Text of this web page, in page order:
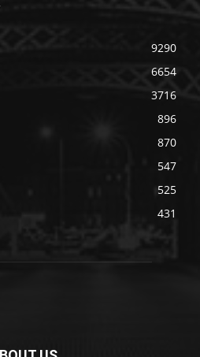
9290
6654
3716
896
870
547
525
431